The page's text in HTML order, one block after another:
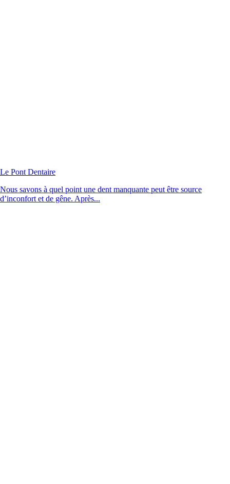
Le Pont Dentaire
Nous savons à quel point une dent manquante peut être source
d’inconfort et de gêne. Après...